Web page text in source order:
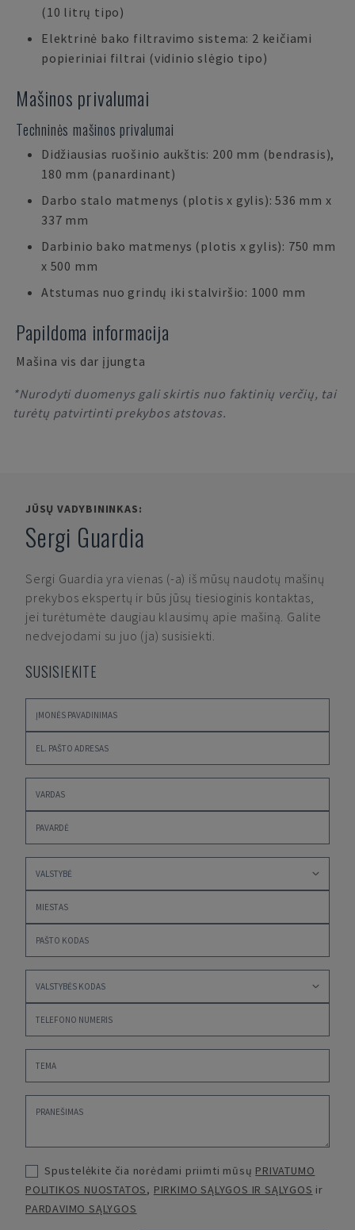
(10 litrų tipo)
Elektrinė bako filtravimo sistema: 2 keičiami
popieriniai filtrai (vidinio slėgio tipo)
Mašinos privalumai
Techninės mašinos privalumai
Didžiausias ruošinio aukštis: 200 mm (bendrasis),
180 mm (panardinant)
Darbo stalo matmenys (plotis x gylis): 536 mm x
337 mm
Darbinio bako matmenys (plotis x gylis): 750 mm
x 500 mm
Atstumas nuo grindų iki stalviršio: 1000 mm
Papildoma informacija
Mašina vis dar įjungta
*Nurodyti duomenys gali skirtis nuo faktinių verčių, tai
turėtų patvirtinti prekybos atstovas.
JŪSŲ VADYBININKAS:
Sergi Guardia
Sergi Guardia yra vienas (-a) iš mūsų naudotų mašinų
prekybos ekspertų ir būs jūsų tiesioginis kontaktas,
jei turėtumėte daugiau klausimų apie mašiną. Galite
nedvejodami su juo (ja) susisiekti.
SUSISIEKITE
Spustelėkite čia norėdami priimti mūsų PRIVATUMO
POLITIKOS NUOSTATOS, PIRKIMO SĄLYGOS IR SĄLYGOS ir
PARDAVIMO SĄLYGOS